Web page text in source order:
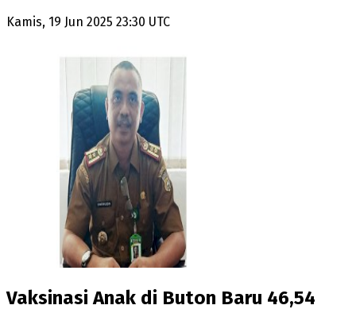
Kamis, 19 Jun 2025 23:30 UTC
Vaksinasi Anak di Buton Baru 46,54